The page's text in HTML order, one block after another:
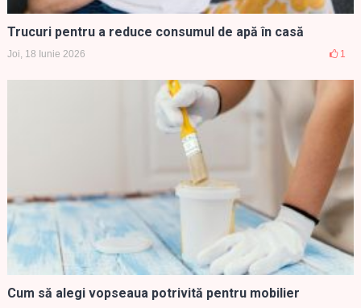
Trucuri pentru a reduce consumul de apă în casă
Joi, 18 Iunie 2026 1
Cum să alegi vopseaua potrivită pentru mobilier